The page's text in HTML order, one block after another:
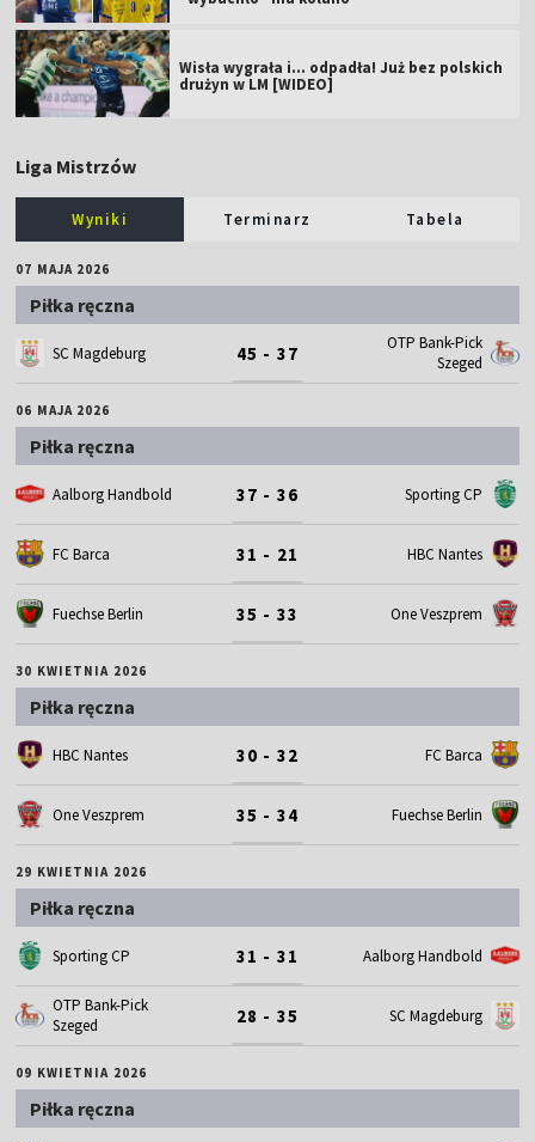
Wisła wygrała i... odpadła! Już bez polskich
drużyn w LM [WIDEO]
Liga Mistrzów
Wyniki Terminarz Tabela
07 MAJA 2026
Piłka ręczna
SC Magdeburg 45 - 37
OTP Bank-Pick
Szeged
06 MAJA 2026
Piłka ręczna
Aalborg Handbold 37 - 36 Sporting CP
FC Barca 31 - 21 HBC Nantes
Fuechse Berlin 35 - 33 One Veszprem
30 KWIETNIA 2026
Piłka ręczna
HBC Nantes 30 - 32 FC Barca
One Veszprem 35 - 34 Fuechse Berlin
29 KWIETNIA 2026
Piłka ręczna
Sporting CP 31 - 31 Aalborg Handbold
OTP Bank-Pick
Szeged
28 - 35 SC Magdeburg
09 KWIETNIA 2026
Piłka ręczna